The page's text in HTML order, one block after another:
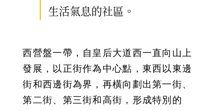
生活氣息的社區。
西營盤一帶，自皇后大道西一直向山上
發展，以正街作為中心點，東西以東邊
街和西邊街為界，再橫向劃出第一街、
第二街、第三街和高街，形成特別的